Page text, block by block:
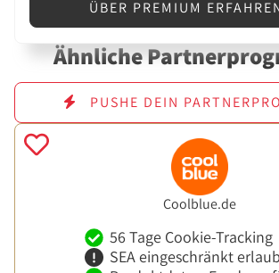
ÜBER PREMIUM
Ähnliche
PUSHE DEIN
Coolblue.de
56 Tage Cookie-Tracking
SEA eingeschränkt